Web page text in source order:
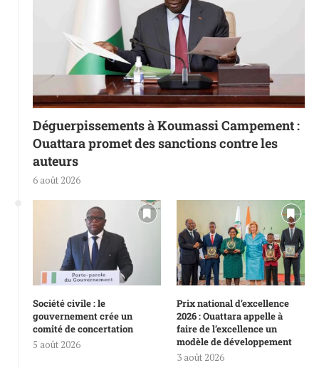
Déguerpissements à Koumassi Campement :
Ouattara promet des sanctions contre les
auteurs
6 août 2026
Société civile : le
gouvernement crée un
comité de concertation
5 août 2026
Prix national d’excellence
2026 : Ouattara appelle à
faire de l’excellence un
modèle de développement
3 août 2026